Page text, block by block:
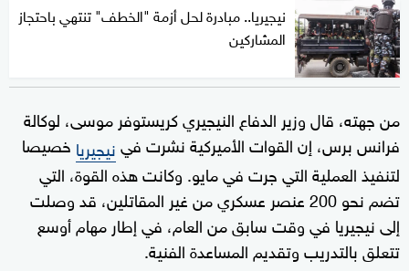
نيجيريا.. مبادرة لحل أزمة "الخطف" تنتهي باحتجاز
المشاركين
من جهته، قال وزير الدفاع النيجيري كريستوفر موسى، لوكالة
فرانس برس، إن القوات الأميركية نشرت فينيجيريا خصيصا
لتنفيذ العملية التي جرت في مايو. وكانت هذه القوة، التي
تضم نحو 200 عنصر عسكري من غير المقاتلين، قد وصلت
إلى نيجيريا في وقت سابق من العام، في إطار مهام أوسع
تتعلق بالتدريب وتقديم المساعدة الفنية.